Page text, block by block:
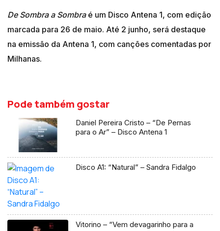
De Sombra a Sombra é um Disco Antena 1, com edição
marcada para 26 de maio. Até 2 junho, será destaque
na emissão da Antena 1, com canções comentadas por
Milhanas.
Pode também gostar
Daniel Pereira Cristo – “De Pernas
para o Ar” – Disco Antena 1
Disco A1: “Natural” – Sandra Fidalgo
Vitorino – “Vem devagarinho para a